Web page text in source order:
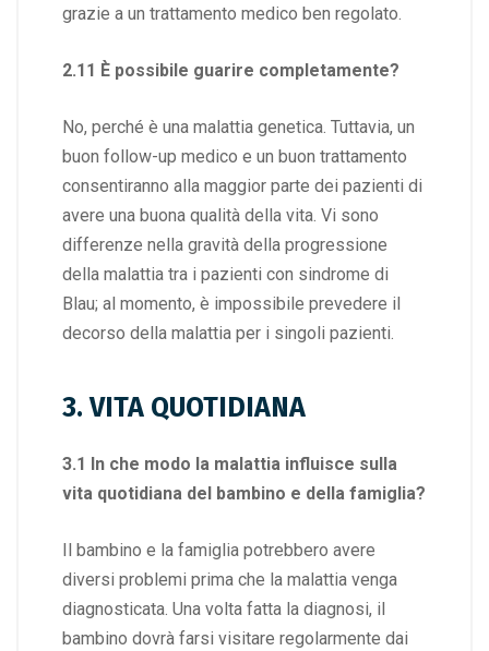
grazie a un trattamento medico ben regolato.
2.11 È possibile guarire completamente?
No, perché è una malattia genetica. Tuttavia, un
buon follow-up medico e un buon trattamento
consentiranno alla maggior parte dei pazienti di
avere una buona qualità della vita. Vi sono
differenze nella gravità della progressione
della malattia tra i pazienti con sindrome di
Blau; al momento, è impossibile prevedere il
decorso della malattia per i singoli pazienti.
3. VITA QUOTIDIANA
3.1 In che modo la malattia influisce sulla
vita quotidiana del bambino e della famiglia?
Il bambino e la famiglia potrebbero avere
diversi problemi prima che la malattia venga
diagnosticata. Una volta fatta la diagnosi, il
bambino dovrà farsi visitare regolarmente dai